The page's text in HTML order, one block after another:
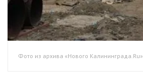
Фото из архива «Нового Калининграда.Ru»